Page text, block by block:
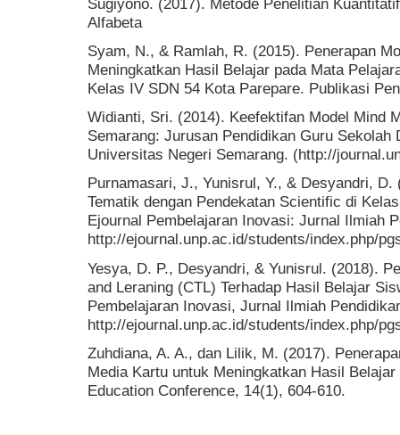
Alfabeta
Syam, N., & Ramlah, R. (2015). Penerapan
Meningkatkan Hasil Belajar pada Mata
Kelas IV SDN 54 Kota Parepare. Publikasi
Widianti, Sri. (2014). Keefektifan Model Mind
Semarang: Jurusan Pendidikan Guru
Universitas Negeri Semarang. (http://
Purnamasari, J., Yunisrul, Y., & Desyandri, D.
Tematik dengan Pendekatan Scientific di
Ejournal Pembelajaran Inovasi: Jurnal Ilmiah
http://ejournal.unp.ac.id/students/index.php/
Yesya, D. P., Desyandri, & Yunisrul. (2018).
and Leraning (CTL) Terhadap Hasil Belajar
Pembelajaran Inovasi, Jurnal Ilmiah
http://ejournal.unp.ac.id/students/index.php/
Zuhdiana, A. A., dan Lilik, M. (2017).
Media Kartu untuk Meningkatkan Hasil
Education Conference, 14(1), 604-610.